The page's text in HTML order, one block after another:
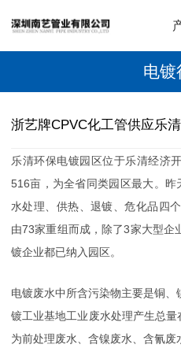
电镀
浙艺牌CPVC化工管供应乐
乐清环保电镀园区位于乐清经济
516亩，为全省同类园区最大。
水处理、供热、退镀、危化品四
由73家重组而成，除了3家大型企
镀企业都已纳入园区。
电镀废水中所含污染物主要是铜
镀工业基地工业废水处理产生总
为前处理废水、含镍废水、含氰